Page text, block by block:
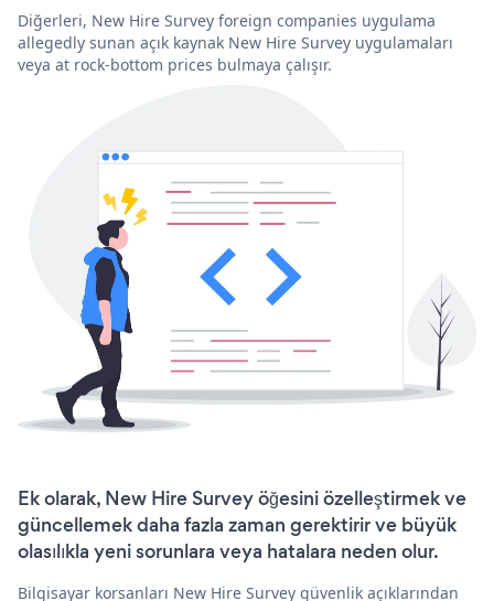
Diğerleri, New Hire Survey foreign companies uygulama
allegedly sunan açık kaynak New Hire Survey uygulamaları
veya at rock-bottom prices bulmaya çalışır.
Ek olarak, New Hire Survey öğesini özelleştirmek ve
güncellemek daha fazla zaman gerektirir ve büyük
olasılıkla yeni sorunlara veya hatalara neden olur.
Bilgisayar korsanları New Hire Survey güvenlik açıklarından